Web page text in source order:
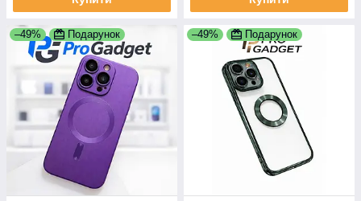
–49% Подарунок –49% Подарунок